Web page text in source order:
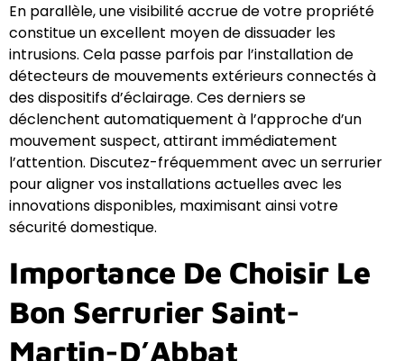
En parallèle, une visibilité accrue de votre propriété
constitue un excellent moyen de dissuader les
intrusions. Cela passe parfois par l’installation de
détecteurs de mouvements extérieurs connectés à
des dispositifs d’éclairage. Ces derniers se
déclenchent automatiquement à l’approche d’un
mouvement suspect, attirant immédiatement
l’attention. Discutez-fréquemment avec un serrurier
pour aligner vos installations actuelles avec les
innovations disponibles, maximisant ainsi votre
sécurité domestique.
Importance De Choisir Le
Bon Serrurier Saint-
Martin-D’Abbat